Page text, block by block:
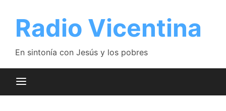
contenido
Radio Vicentina
En sintonía con Jesús y los pobres